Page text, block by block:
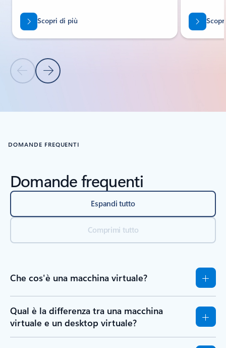
Diapositiva precedente
Diapositiva successiva
Scopri di più
Torna ai controlli di navigazione del carousel
DOMANDE FREQUENTI
Domande frequenti
Espandi tutto
Comprimi tutto
Che cos'è una macchina virtuale?
Qual è la differenza tra una macchina
virtuale e un desktop virtuale?